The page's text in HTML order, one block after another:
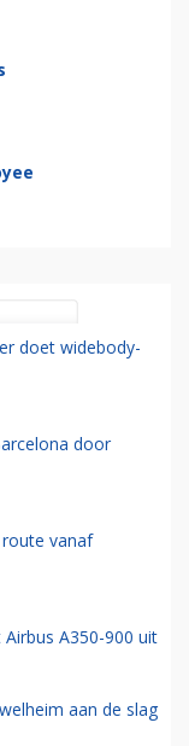
doet widebody-
door
vanaf
A350-900 uit
aan de slag